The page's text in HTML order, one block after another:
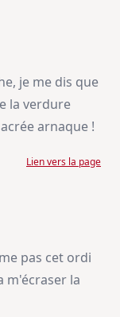
je me dis que
la verdure
arnaque !
Lien vers la page
pas cet ordi
m'écraser la